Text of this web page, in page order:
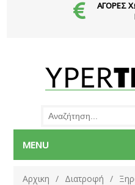
ΑΓΟΡΕΣ
MENU
Αρχικη / Διατροφή /